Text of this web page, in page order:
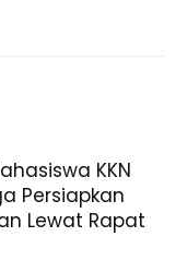
KKN
Persiapkan
Lewat Rapat